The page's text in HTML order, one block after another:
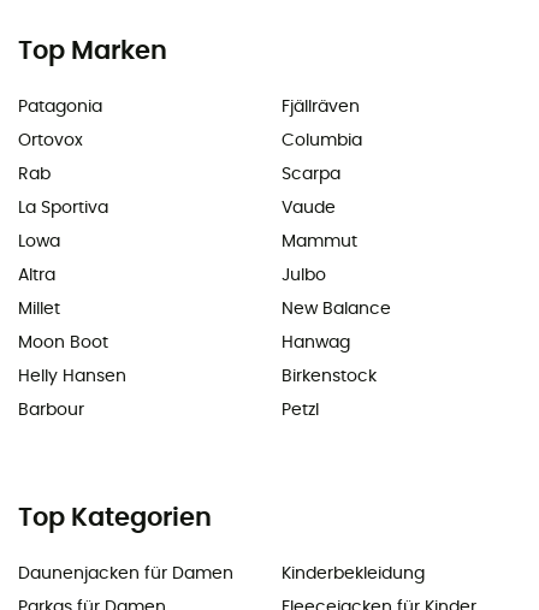
Top Marken
Patagonia
Ortovox
Rab
La Sportiva
Lowa
Altra
Millet
Moon Boot
Helly Hansen
Barbour
Fjällräven
Columbia
Scarpa
Vaude
Mammut
Julbo
New Balance
Hanwag
Birkenstock
Petzl
Top Kategorien
Daunenjacken für Damen
Kinderbekleidung